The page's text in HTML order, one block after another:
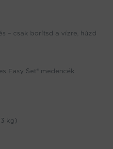
– csak borítsd a vízre, húzd
Easy Set® medencék
kg)